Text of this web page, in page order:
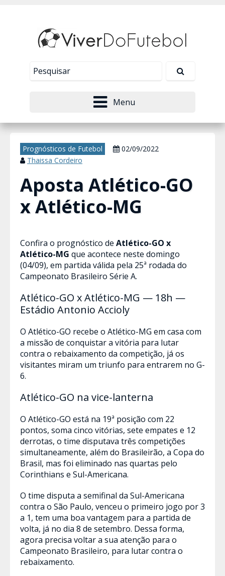
Menu
Prognósticos de Futebol
02/09/2022
Thaissa Cordeiro
Aposta Atlético-GO
x Atlético-MG
Confira o prognóstico de Atlético-GO x
Atlético-MG que acontece neste domingo
(04/09), em partida válida pela 25ª rodada do
Campeonato Brasileiro Série A.
Atlético-GO x Atlético-MG — 18h —
Estádio Antonio Accioly
O Atlético-GO recebe o Atlético-MG em casa com
a missão de conquistar a vitória para lutar
contra o rebaixamento da competição, já os
visitantes miram um triunfo para entrarem no G-
6.
Atlético-GO na vice-lanterna
O Atlético-GO está na 19ª posição com 22
pontos, soma cinco vitórias, sete empates e 12
derrotas, o time disputava três competições
simultaneamente, além do Brasileirão, a Copa do
Brasil, mas foi eliminado nas quartas pelo
Corinthians e Sul-Americana.
O time disputa a semifinal da Sul-Americana
contra o São Paulo, venceu o primeiro jogo por 3
a 1, tem uma boa vantagem para a partida de
volta, já no dia 8 de setembro. Dessa forma,
agora precisa voltar a sua atenção para o
Campeonato Brasileiro, para lutar contra o
rebaixamento.